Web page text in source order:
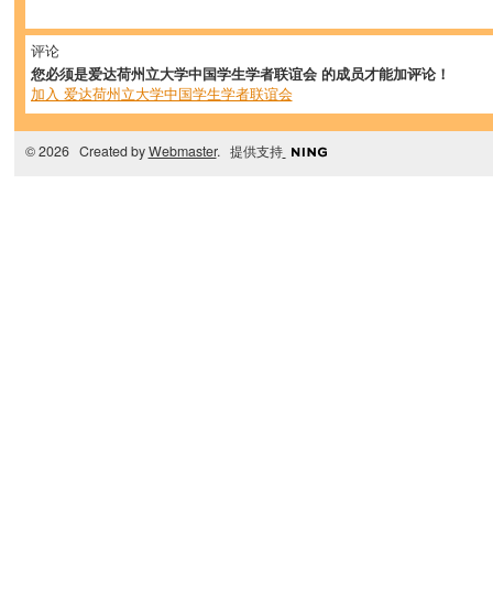
评论
您必须是爱达荷州立大学中国学生学者联谊会 的成员才能加评论！
加入 爱达荷州立大学中国学生学者联谊会
© 2026 Created byWebmaster. 提供支持